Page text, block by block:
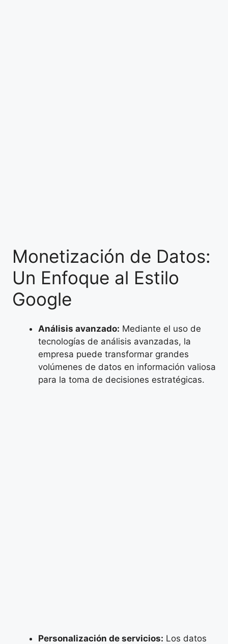
Monetización de Datos:
Un Enfoque al Estilo
Google
Análisis avanzado: Mediante el uso de
tecnologías de análisis avanzadas, la
empresa puede transformar grandes
volúmenes de datos en información valiosa
para la toma de decisiones estratégicas.
Personalización de servicios: Los datos